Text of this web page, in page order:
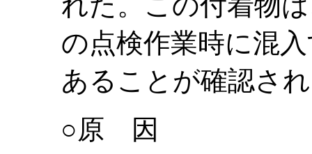
の点検作業時に混
あることが確認さ
○原 因